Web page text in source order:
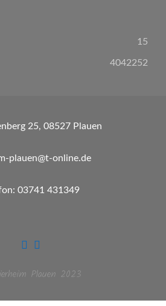
15
4042252
25, 08527 Plauen
plauen@t-online.de
03741 431349
Plauen 2023